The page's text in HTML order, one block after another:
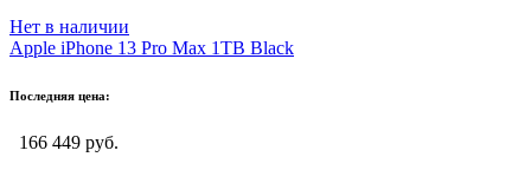
Нет в наличии
Apple iPhone 13 Pro Max 1TB Black
Последняя цена:
166 449 руб.